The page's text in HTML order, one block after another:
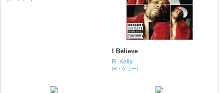
I Believe
R. Kelly
(R・ケリー)